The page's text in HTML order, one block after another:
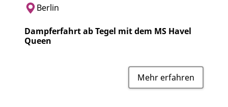
Dampferfahrt ab Tegel mit dem MS Havel
Queen
Berlin
Mehr erfahren